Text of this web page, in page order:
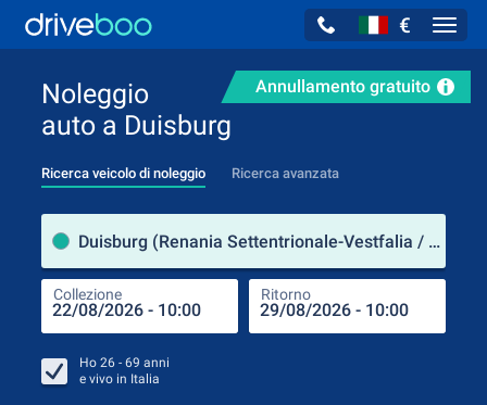
€
Annullamento gratuito
Noleggio
auto a Duisburg
Ricerca veicolo di noleggio Ricerca avanzata
Duisburg (Renania Settentrionale-Vestfalia / Germania)
Collezione Ritorno
Ho 26 - 69 anni
e vivo in Italia